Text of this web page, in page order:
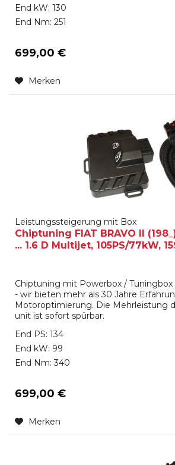
End kW: 130
End Nm: 251
699,00 €
Merken
Leistungssteigerung mit Box
Chiptuning FIAT BRAVO II
... 1.6 D Multijet, 105PS/77kW,
Chiptuning mit Powerbox /
- wir bieten mehr als 30 Jahre
Motoroptimierung. Die Mehrleistung
unit ist sofort spürbar.
End PS: 134
End kW: 99
End Nm: 340
699,00 €
Merken